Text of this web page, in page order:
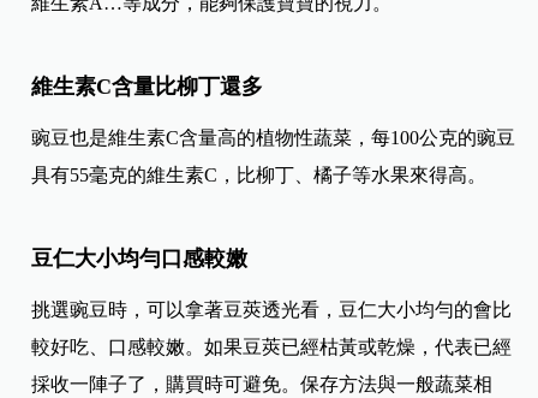
維生素C含量比柳丁還多
豌豆也是維生素C含量高的植物性蔬菜，每100公克的豌豆
具有55毫克的維生素C，比柳丁、橘子等水果來得高。
豆仁大小均勻口感較嫩
挑選豌豆時，可以拿著豆莢透光看，豆仁大小均勻的會比
較好吃、口感較嫩。如果豆莢已經枯黃或乾燥，代表已經
採收一陣子了，購買時可避免。保存方法與一般蔬菜相